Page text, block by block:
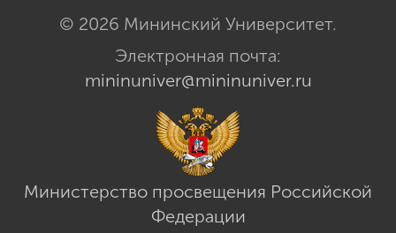
© 2026 Мининский Университет.
Электронная почта:
mininuniver@mininuniver.ru
Министерство просвещения Российской
Федерации